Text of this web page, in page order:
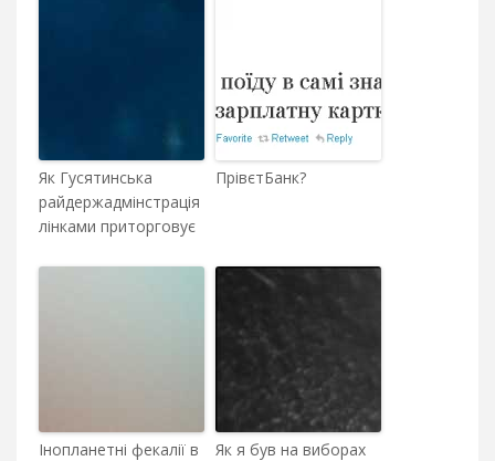
Як Гусятинська
райдержадмінстрація
лінками приторговує
ПрівєтБанк?
Інопланетні фекалії в Як я був на виборах